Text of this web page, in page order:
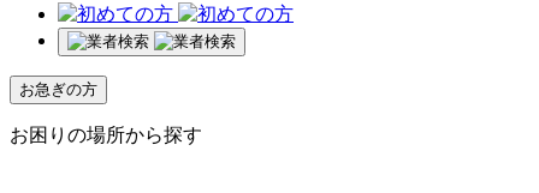
お急ぎの方
お困りの場所から探す